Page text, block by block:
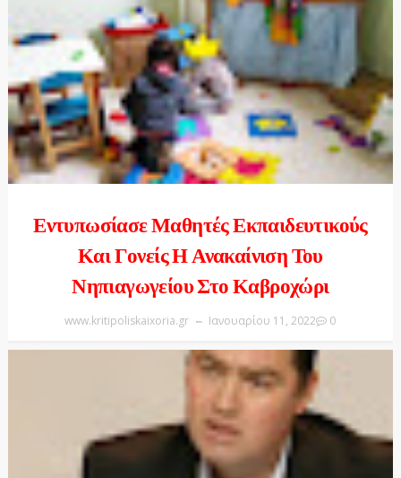
Εντυπωσίασε Μαθητές Εκπαιδευτικούς
Και Γονείς Η Ανακαίνιση Του
Νηπιαγωγείου Στο Καβροχώρι
www.kritipoliskaixoria.gr Ιανουαρίου 11, 2022 0